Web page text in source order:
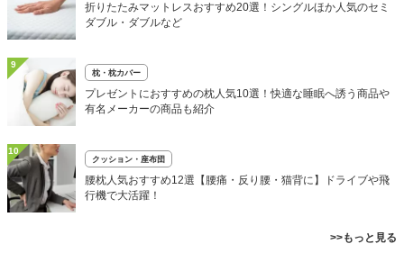
折りたたみマットレスおすすめ20選！シングルほか人気のセミ
ダブル・ダブルなど
9
枕・枕カバー
プレゼントにおすすめの枕人気10選！快適な睡眠へ誘う商品や
有名メーカーの商品も紹介
10
クッション・座布団
腰枕人気おすすめ12選【腰痛・反り腰・猫背に】ドライブや飛
行機で大活躍！
>>もっと見る